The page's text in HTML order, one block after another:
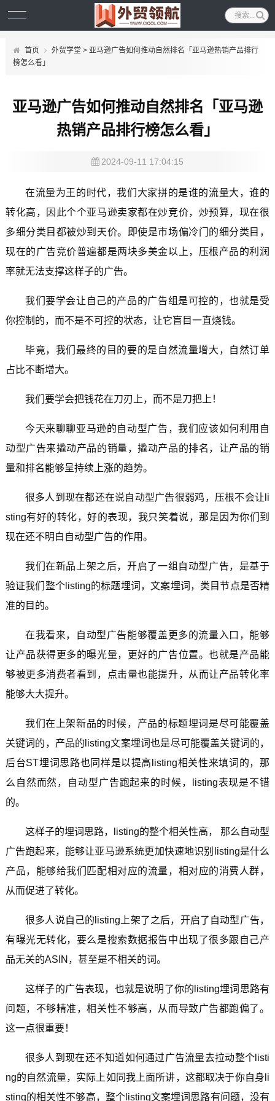
首页 外贸学堂> 亚马逊广告如何推动自然排名「亚马逊热销产品排行
榜怎么看」
亚马逊广告如何推动自然排名「亚马逊
热销产品排行榜怎么看」
2024-09-11 17:04:15
在流量为王的时代，我们大家拼的是谁的流量大，谁的
转化高，因此个个亚马逊卖家都在炒竞价，炒预算，现在很
多细分类目都被炒到天价。即使是市场偏冷门的细分类目，
现在的广告竞价普遍都是两块多美金以上，压根产品的利润
率就无法支撑这样子的广告。
我们要学会让自己的产品的广告组是可控的，也就是受
你控制的，而不是不可控的状态，让它盲目一直烧钱。
毕竟，我们最终的目的要的是自然流量增大，自然订单
占比不断增大。
我们要学会把钱花在刀刃上，而不是刀把上！
今天来聊聊亚马逊的自动型广告，我们应该如何利用自
动型广告来撬动产品的销量，撬动产品的排名，让产品的销
量和排名能够呈持续上涨的趋势。
很多人到现在都还在说自动型广告很弱鸡，压根不会让li
sting有好的转化，好的表现，我只笑着说，那是因为你们到
现在还不明白自动型广告的作用。
我们在新品上架之后，开启了一组自动型广告，是基于
验证我们整个listing的标题埋词，文案埋词，类目节点是否精
准的目的。
在我看来，自动型广告能够覆盖更多的流量入口，能够
让产品获得更多的曝光量，更好的广告位置。也就是产品能
够被更多消费者看到，点击量也能提升，从而让产品转化率
能够大大提升。
我们在上架新品的时候，产品的标题埋词是尽可能覆盖
关键词的，产品的listing文案埋词也是尽可能覆盖关键词的，
后台ST埋词思路也同样是以提高listing相关性来填词的，那
么自然而然，自动型广告跑起来的时候，listing表现是不错
的。
这样子的埋词思路，listing的整个相关性高， 那么自动型
广告跑起来，能够让亚马逊系统更加快速地识别listing是什么
产品，能够给我们匹配相对应的流量，相对应的消费人群，
从而促进了转化。
很多人说自己的listing上架了之后，开启了自动型广告，
有曝光无转化，要么是搜索数据报告中出现了很多跟自己产
品无关的ASIN，甚至是不相关的词。
这样子的广告表现，也就是说明了你的listing埋词思路有
问题，不够精准，相关性不够高，从而导致广告都跑偏了。
这一点很重要！
很多人到现在还不知道如何通过广告流量去拉动整个listi
ng的自然流量，实际上如同我上面所讲，这都取决于你自身li
sting的相关性不够高，整个listing文案埋词思路有问题，没有